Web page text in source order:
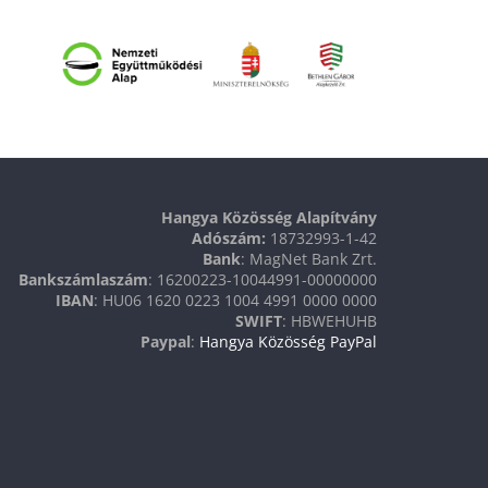
Hangya Közösség Alapítvány
Adószám: 18732993-1-42
Bank: MagNet Bank Zrt.
Bankszámlaszám: 16200223-10044991-00000000
IBAN: HU06 1620 0223 1004 4991 0000 0000
SWIFT: HBWEHUHB
Paypal: Hangya Közösség PayPal